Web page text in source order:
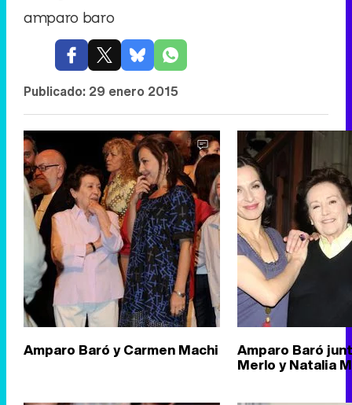
amparo baro
Publicado: 29 enero 2015
Amparo Baró y Carmen Machi Amparo Baró
Merlo y Natalia